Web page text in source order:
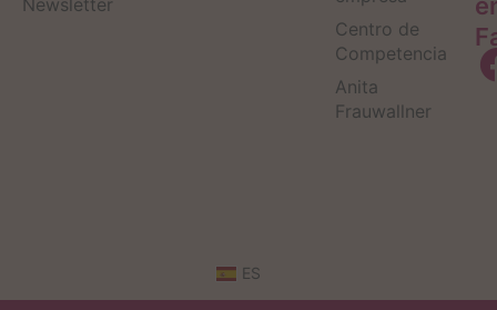
Centro de
Competencia
Anita
Frauwallner
ES